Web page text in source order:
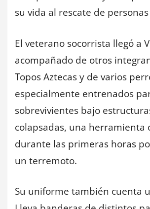
su vida al rescate de
El veterano socorrista llegó a
acompañado de otros
Topos Aztecas y de varios
especialmente entrenados
sobrevivientes bajo
colapsadas, una herramienta
durante las primeras horas
un terremoto.
Su uniforme también cuenta